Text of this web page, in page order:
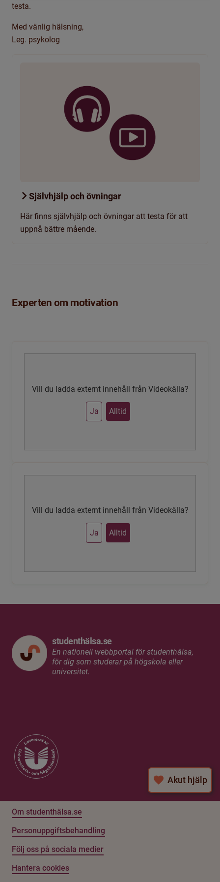
testa.
Med vänlig hälsning,
Leg. psykolog
Självhjälp och övningar
Här finns självhjälp och övningar att testa för att
uppnå bättre mående.
Experten om motivation
Vill du ladda externt innehåll från Videokälla?
Ja Alltid
Vill du ladda externt innehåll från Videokälla?
Ja Alltid
Akut hjälp
studenthälsa.se
En nationell webbportal för studenthälsa,
för dig som studerar på högskola eller
universitet.
Om studenthälsa.se
Personuppgiftsbehandling
Följ oss på sociala medier
Hantera cookies